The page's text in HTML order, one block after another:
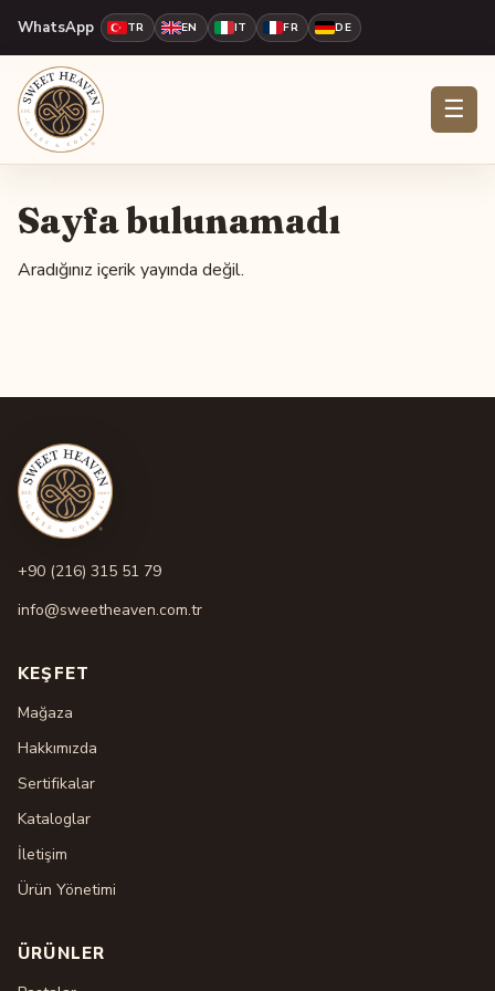
WhatsApp TR EN IT FR DE
☰
Sayfa bulunamadı
Aradığınız içerik yayında değil.
+90 (216) 315 51 79
info@sweetheaven.com.tr
KEŞFET
Mağaza
Hakkımızda
Sertifikalar
Kataloglar
İletişim
Ürün Yönetimi
ÜRÜNLER